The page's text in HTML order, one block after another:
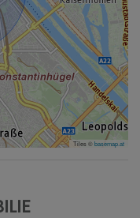
Tiles ©basemap.at